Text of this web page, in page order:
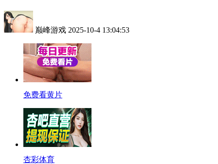
巅峰游戏 2025-10-4 13:04:53
免费看黄片
杏彩体育